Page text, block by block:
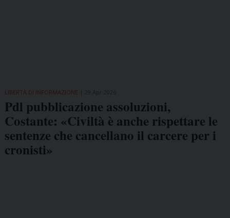
LIBERTÀ DI INFORMAZIONE
Pdl pubblicazione assoluzioni,
Costante: «Civiltà è anche rispettare le
sentenze che cancellano il carcere per i
cronisti»